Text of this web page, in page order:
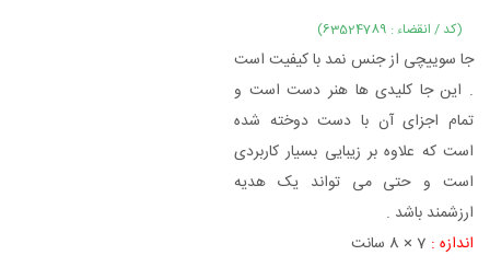
(کد / انقضاء : 63524789)
جا سوییچی از جنس نمد با کیفیت است
. این جا کلیدی ها هنر دست است و
تمام اجزای آن با دست دوخته شده
است که علاوه بر زیبایی بسیار کاربردی
است و حتی می تواند یک هدیه
ارزشمند باشد .
اندازه :